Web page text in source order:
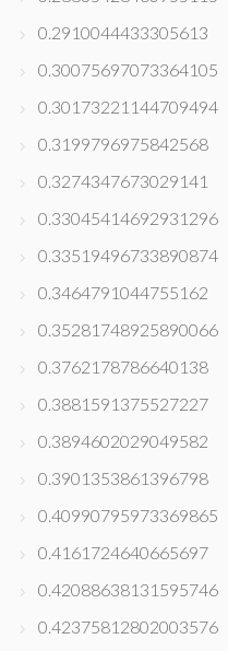
0.2910044433305613
0.30075697073364105
0.30173221144709494
0.3199796975842568
0.3274347673029141
0.33045414692931296
0.33519496733890874
0.3464791044755162
0.35281748925890066
0.3762178786640138
0.3881591375527227
0.3894602029049582
0.3901353861396798
0.40990795973369865
0.4161724640665697
0.42088638131595746
0.42375812802003576